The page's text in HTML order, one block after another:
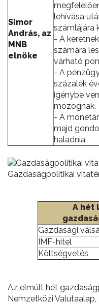
Simor
András, az
MNB
elnöke
lehívása
számlájára
- A
számára
várható
- A
százalék
igénybe
mozognak.
- A
majd
haladnia.
Gazdaságpolitikai
A hét
Gazdasági
IMF-hitel
Költségvetés
Az elmúlt hét
Nemzetközi Valutaalap,